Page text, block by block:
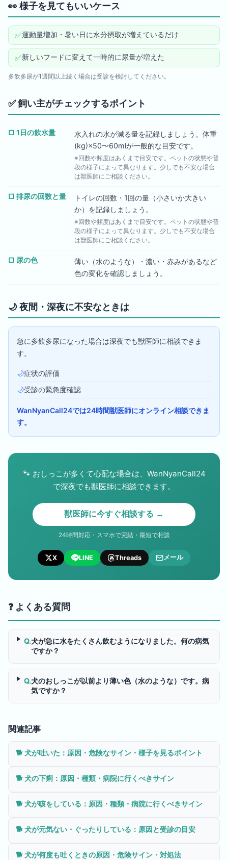
👀様子を見てもいいケース
✅運動量増加・暑い日に水分摂取が増えているだけ
✅新しいフードに変えて一時的に尿量が増えた
多飲多尿が1週間以上続く場合は受診を検討してください。
✅飼い主がチェックするポイント
□ 1日の飲水量
水入れの水が減る量を記録しましょう。体重
(kg)×50〜60mlが一般的な目安です。
※回数や頻度はあくまで目安です。ペットの状態や普
段の様子によって異なります。少しでも不安な場合
は獣医師にご相談ください。
□ 排尿の回数と量
トイレの回数・1回の量（小さいか大きい
か）を記録しましょう。
※回数や頻度はあくまで目安です。ペットの状態や普
段の様子によって異なります。少しでも不安な場合
は獣医師にご相談ください。
□ 尿の色
薄い（水のような）・濃い・赤みがあるなど
色の変化を確認しましょう。
🌙夜間・深夜に不安なときは
急に多飲多尿になった場合は深夜でも獣医師に相談できま
す。
🌙症状の評価
🌙受診の緊急度確認
WanNyanCall24では24時間獣医師にオンライン相談できま
す。
🐾 おしっこが多くて心配な場合は、WanNyanCall24
で深夜でも獣医師に相談できます。
獣医師に今すぐ相談する →
24時間対応・スマホで完結・最短で相談
X LINE Threads メール
❓ よくある質問
Q.犬が急に水をたくさん飲むようになりました。何の病気
ですか？
Q.犬のおしっこが以前より薄い色（水のような）です。病
気ですか？
関連記事
🐕 犬が吐いた：原因・危険なサイン・様子を見るポイント
🐕 犬の下痢：原因・種類・病院に行くべきサイン
🐕 犬が咳をしている：原因・種類・病院に行くべきサイン
🐕 犬が元気ない・ぐったりしている：原因と受診の目安
🐕 犬が何度も吐くときの原因・危険サイン・対処法